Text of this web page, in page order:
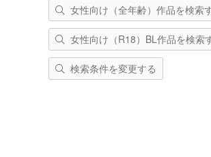
女性向け（全年齢）作品を検索
女性向け（R18）BL作品を検索
検索条件を変更する